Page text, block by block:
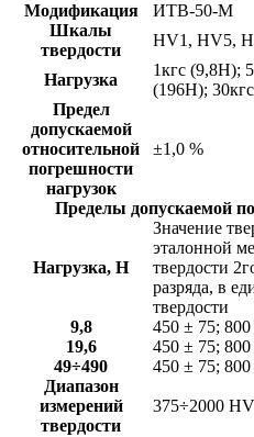
Модификация
ИТВ-50-М
Шкалы
твердости
HV1, HV5,
Нагрузка
1кгс (9,8Н);
(196Н);
Предел
допускаемой
относительной
погрешности
нагрузок
±1,0 %
Пределы допускаемой
Нагрузка, Н
Значение
эталонной
твердости
разряда, в
твердости
9,8
450 ± 75;
19,6
450 ± 75;
49÷490
450 ± 75;
Диапазон
измерений
твердости
375÷2000 HV